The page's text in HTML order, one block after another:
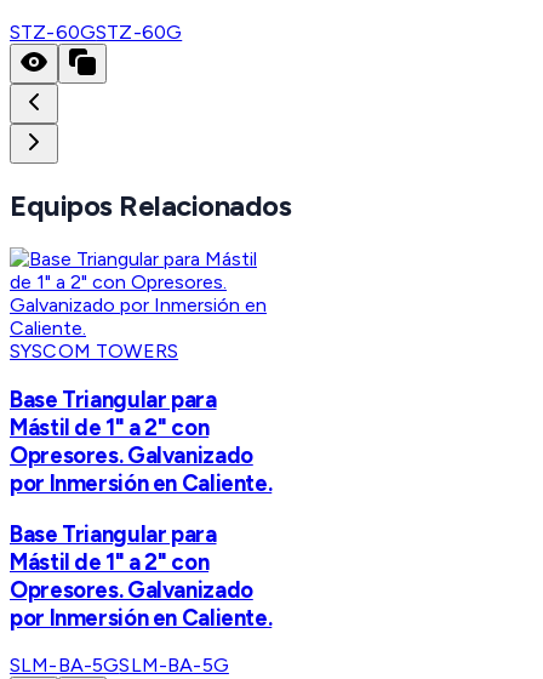
STZ-60GSTZ-60G
Equipos Relacionados
SYSCOM TOWERS
Base Triangular para
Mástil de 1" a 2" con
Opresores. Galvanizado
por Inmersión en Caliente.
Base Triangular para
Mástil de 1" a 2" con
Opresores. Galvanizado
por Inmersión en Caliente.
SLM-BA-5GSLM-BA-5G